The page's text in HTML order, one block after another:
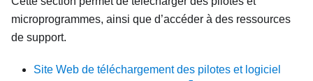
microprogrammes, ainsi que d’accéder à des ressources
de support.
Site Web de téléchargement des pilotes et logiciel